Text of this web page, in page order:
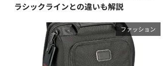
ラシックラインとの違いも解説
ファッション